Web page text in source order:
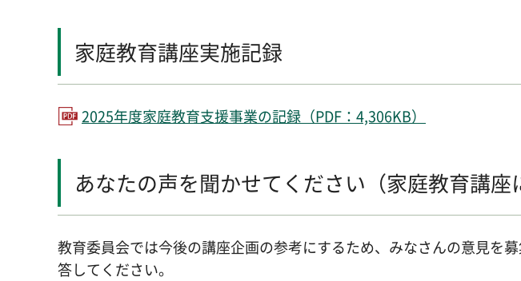
家庭教育講座実施記録
2025年度家庭教育支援事業の記録（PDF：4,306KB）
あなたの声を聞かせてください（家庭教育講座
教育委員会では今後の講座企画の参考にするため、みなさんの意見を
答してください。